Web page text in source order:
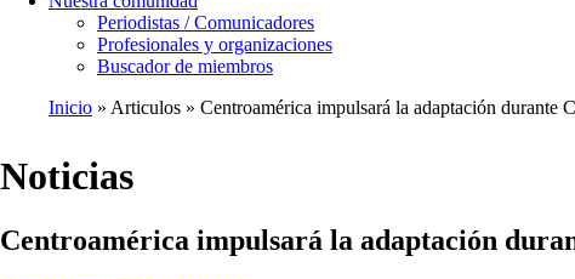
Periodistas / Comunicadores
Profesionales y organizaciones
Buscador de miembros
de
Inicio Articulos Centroamérica impulsará la adaptación durante
Noticias
Centroamérica impulsará la adaptación